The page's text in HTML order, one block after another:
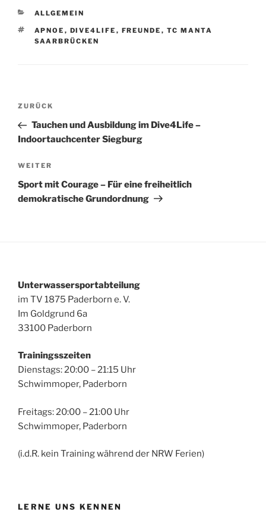
KATEGORIEN
ALLGEMEIN
SCHLAGWÖRTER
APNOE , DIVE4LIFE , FREUNDE , TC MANTA
SAARBRÜCKEN
Beitragsnavigation
Vorheriger
Beitrag
ZURÜCK
Tauchen und Ausbildung im Dive4Life –
Indoortauchcenter Siegburg
Nächster
Beitrag
WEITER
Sport mit Courage – Für eine freiheitlich
demokratische Grundordnung
Unterwassersportabteilung
im TV 1875 Paderborn e. V.
Im Goldgrund 6a
33100 Paderborn
Trainingsszeiten
Dienstags: 20:00 – 21:15 Uhr
Schwimmoper, Paderborn
Freitags: 20:00 – 21:00 Uhr
Schwimmoper, Paderborn
(i.d.R. kein Training während der NRW Ferien)
LERNE UNS KENNEN